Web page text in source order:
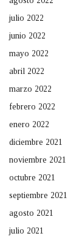
julio 2022
junio 2022
mayo 2022
abril 2022
marzo 2022
febrero 2022
enero 2022
diciembre 2021
noviembre 2021
octubre 2021
septiembre 2021
agosto 2021
julio 2021